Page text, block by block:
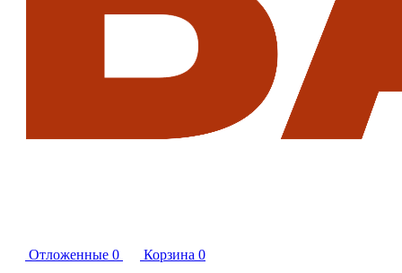
Отложенные 0 Корзина 0